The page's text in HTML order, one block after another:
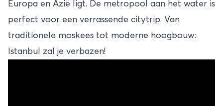
Europa en Azië ligt. De metropool aan het water is
perfect voor een verrassende citytrip. Van
traditionele moskees tot moderne hoogbouw:
Istanbul zal je verbazen!